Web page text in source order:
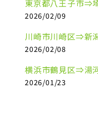
2026/02/09
2026/02/08
2026/01/23